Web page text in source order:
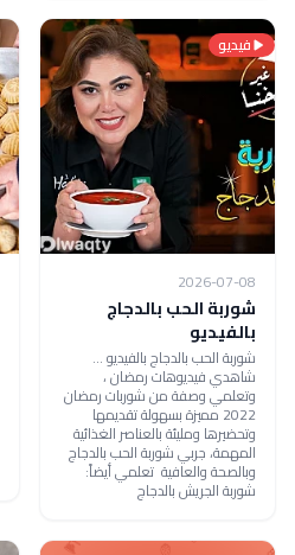
فيديو
2026-07-08
شوربة الحب بالدجاج
بالفيديو
شوربة الحب بالدجاج بالفيديو ...
شاهدي فيديوهات رمضان ،
وتعلمي وصفة من شوربات رمضان
2022 مميزة بسهولة تقديمها
وتحضيرها ومليئة بالعناصر الغذائية
المهمة، جربي شوربة الحب بالدجاج
وبالصحة والعافية تعلمي أيضاً:
شوربة الجريش بالدجاج